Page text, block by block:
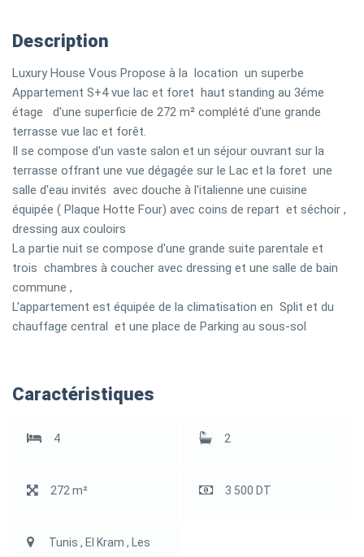
Description
Luxury House Vous Propose à la location un superbe
Appartement S+4 vue lac et foret haut standing au 3éme
étage d'une superficie de 272 m² complété d'une grande
terrasse vue lac et forêt.
Il se compose d'un vaste salon et un séjour ouvrant sur la
terrasse offrant une vue dégagée sur le Lac et la foret une
salle d'eau invités avec douche à l'italienne une cuisine
équipée ( Plaque Hotte Four) avec coins de repart et séchoir ,
dressing aux couloirs
La partie nuit se compose d'une grande suite parentale et
trois chambres à coucher avec dressing et une salle de bain
commune ,
L'appartement est équipée de la climatisation en Split et du
chauffage central et une place de Parking au sous-sol
Caractéristiques
4 2
272 m² 3 500 DT
Tunis , El Kram , Les